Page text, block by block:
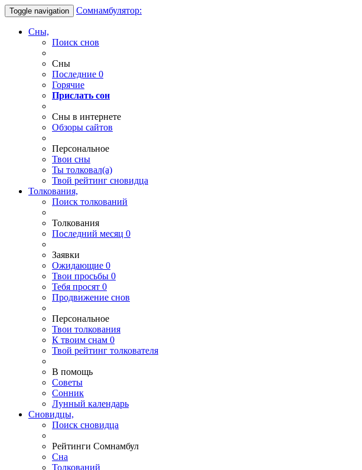
Toggle navigation Сомнамбулятор:
Сны,
Поиск снов
Сны
Последние 0
Горячие
Прислать сон
Сны в интернете
Обзоры сайтов
Персональное
Твои сны
Ты толковал(а)
Твой рейтинг сновидца
Толкования,
Поиск толкований
Толкования
Последний месяц 0
Заявки
Ожидающие 0
Твои просьбы 0
Тебя просят 0
Продвижение снов
Персональное
Твои толкования
К твоим снам 0
Твой рейтинг толкователя
В помощь
Советы
Сонник
Лунный календарь
Сновидцы,
Поиск сновидца
Рейтинги Сомнамбул
Сна
Толкований